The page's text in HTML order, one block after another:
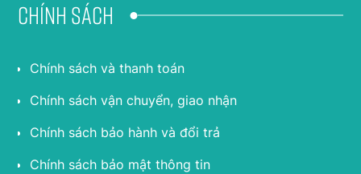
Chính sách
Chính sách và thanh toán
Chính sách vận chuyển, giao nhận
Chính sách bảo hành và đổi trả
Chính sách bảo mật thông tin